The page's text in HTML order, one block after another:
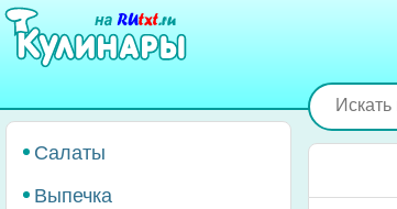
Перейти
основному
Салаты
Выпечка